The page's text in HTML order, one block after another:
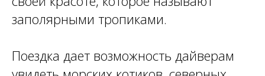
заполярными тропиками.
Поездка дает возможность дайверам